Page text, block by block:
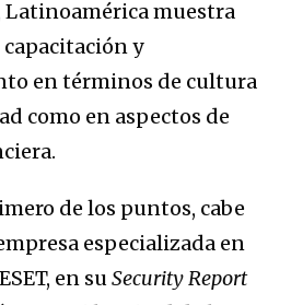
Latinoamérica muestra
y
en términos de cultura
como en aspectos de
de los puntos, cabe
especializada en
en suSecurity Report